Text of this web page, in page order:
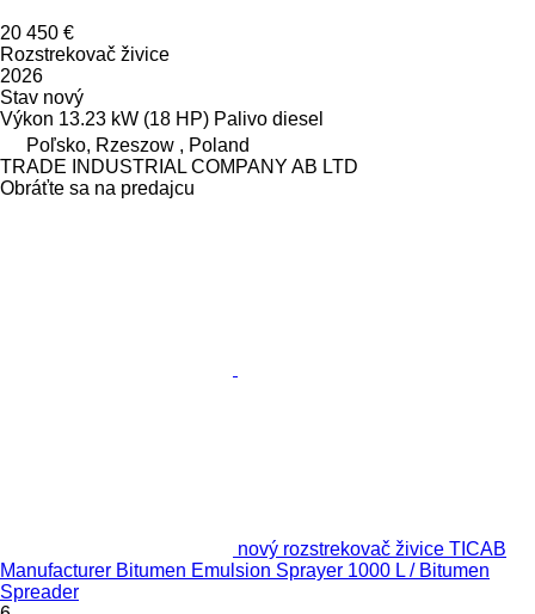
20 450 €
Rozstrekovač živice
2026
Stav nový
Výkon 13.23 kW (18 HP) Palivo diesel
Poľsko, Rzeszow , Poland
TRADE INDUSTRIAL COMPANY AB LTD
Obráťte sa na predajcu
nový rozstrekovač živice TICAB
Manufacturer Bitumen Emulsion Sprayer 1000 L / Bitumen
Spreader